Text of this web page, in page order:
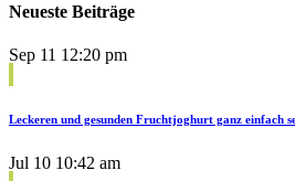
Neueste Beiträge
Sep 11 12:20 pm
Leckeren und gesunden Fruchtjoghurt ganz einfach
Jul 10 10:42 am